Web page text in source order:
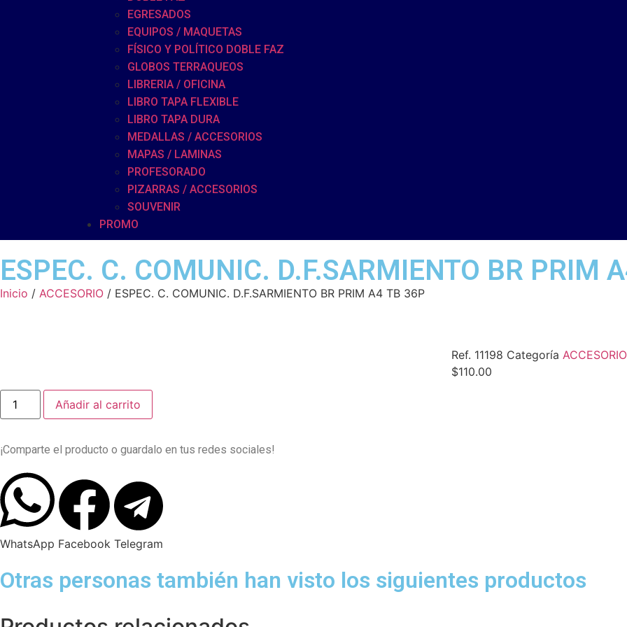
EGRESADOS
EQUIPOS / MAQUETAS
FÍSICO Y POLÍTICO DOBLE FAZ
GLOBOS TERRAQUEOS
LIBRERIA / OFICINA
LIBRO TAPA FLEXIBLE
LIBRO TAPA DURA
MEDALLAS / ACCESORIOS
MAPAS / LAMINAS
PROFESORADO
PIZARRAS / ACCESORIOS
SOUVENIR
PROMO
ESPEC. C. COMUNIC. D.F.SARMIENTO BR PRIM
Inicio / ACCESORIO / ESPEC. C. COMUNIC. D.F.SARMIENTO BR PRIM A4 TB 36P
Ref. 11198 Categoría ACCESORIO
$110.00
Añadir al carrito
¡Comparte el producto o guardalo en tus redes sociales!
WhatsApp Facebook Telegram
Otras personas también han visto los siguientes productos